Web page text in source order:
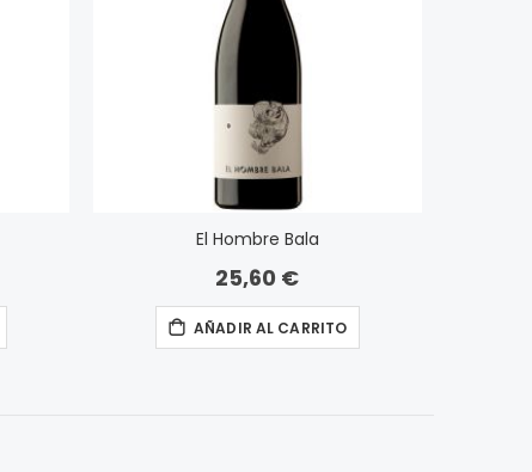
El Hombre Bala
25,60 €
AÑADIR AL CARRITO